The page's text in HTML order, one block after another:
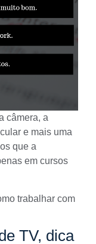
câmera, a
e mais uma
que a
em cursos
trabalhar com
TV, dica